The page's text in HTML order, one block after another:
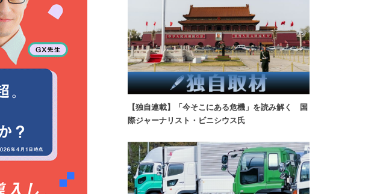
【独自連載】「今そこにある危機」を読み解く 国
際ジャーナリスト・ビニシウス氏